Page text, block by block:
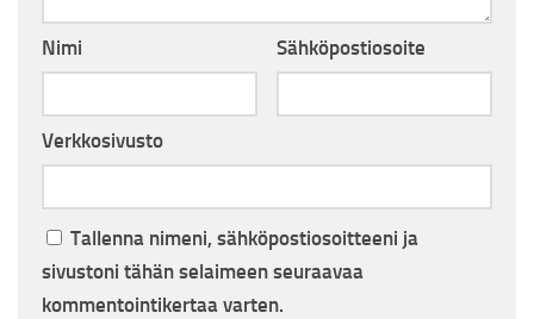
Nimi Sähköpostiosoite
Verkkosivusto
Tallenna nimeni, sähköpostiosoitteeni ja
sivustoni tähän selaimeen seuraavaa
kommentointikertaa varten.